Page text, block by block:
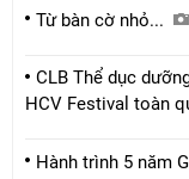
Từ bàn cờ nhỏ...
CLB Thể dục
HCV Festival toàn
Hành trình 5 năm